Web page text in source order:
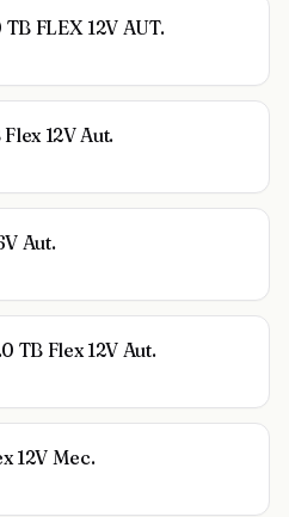
FLEX 12V AUT.
12V Aut.
Aut.
TB Flex 12V Aut.
12V Mec.